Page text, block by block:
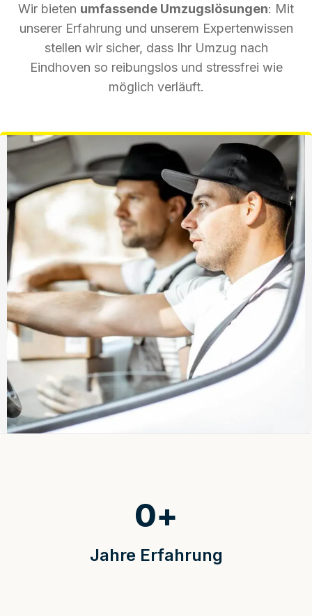
Wir bieten umfassende Umzugslösungen: Mit
unserer Erfahrung und unserem Expertenwissen
stellen wir sicher, dass Ihr Umzug nach
Eindhoven so reibungslos und stressfrei wie
möglich verläuft.
Jahre Erfahrung
0+